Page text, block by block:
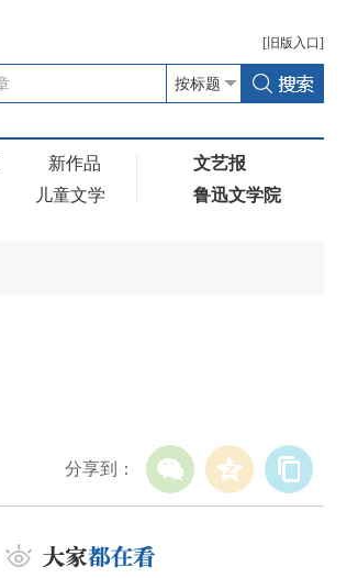
[ 旧版 入口]
新作品
儿童文学
文艺报
鲁迅文学院
分享到：